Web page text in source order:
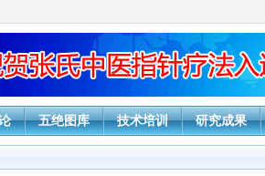
五绝图库 技术培训 研究成果